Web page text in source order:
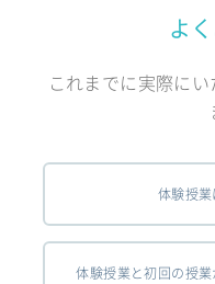
よ
これまでに実際に
体験授業
体験授業と初回の授